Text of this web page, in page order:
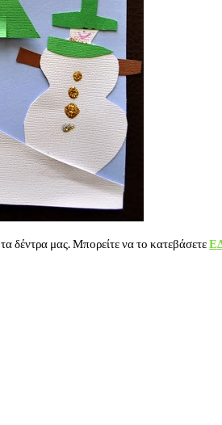
δέντρα μας. Μπορείτε να το κατεβάσετε